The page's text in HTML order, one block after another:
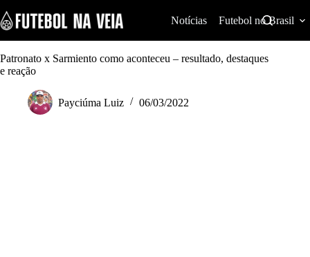
k
i
p
t
o
Notícias Futebol no Brasil
Patronato x Sarmiento como aconteceu – resultado, destaques
e reação
Payciúma Luiz 06/03/2022